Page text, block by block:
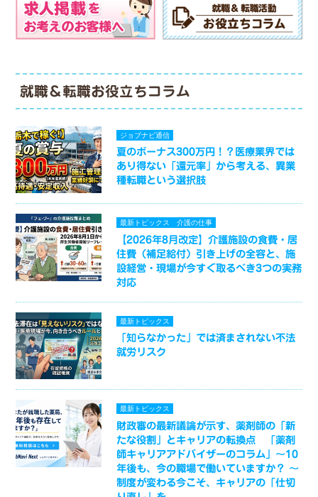
就職＆転職お役立ちコラム
ジョブナビ通信
夏のボーナス300万円！？医療業界では
あり得ない「還元率」から考える、異業
種転職という選択肢
最新トピックス 介護の仕事
【2026年8月改定】介護施設の食費・居
住費（補足給付）引き上げの全容と、施
設経営・現場が今すぐ取るべき3つの実務
対応
最新トピックス
「知らなかった」では済まされない不法
就労リスク
最新トピックス
財政審の最新議論が示す、薬剤師の「新
たな役割」とキャリアの転換点 「薬剤
師キャリアアドバイザーのコラム」～10
年後も、今の職場で働いていますか？ ～
制度が変わる今こそ、キャリアの「仕切